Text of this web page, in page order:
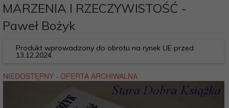
MARZENIA I RZECZYWISTOŚĆ -
Paweł Bożyk
Produkt wprowadzony do obrotu na rynek UE przed
13.12.2024.